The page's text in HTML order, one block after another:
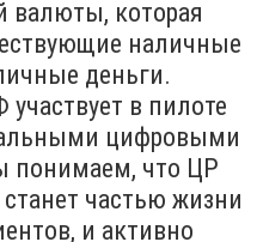
валюты, которая
наличные
деньги.
в пилоте
цифровыми
понимаем, что ЦР
частью жизни
и активно